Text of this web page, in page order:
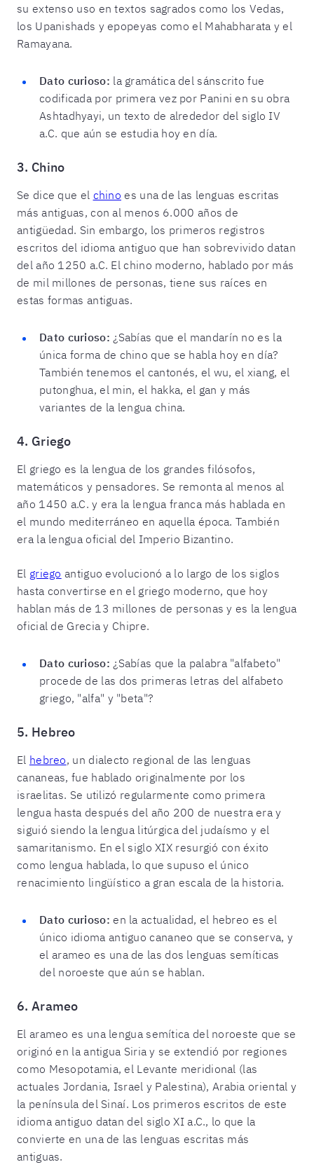
su extenso uso en textos sagrados como los Vedas,
los Upanishads y epopeyas como el Mahabharata y el
Ramayana.
Dato curioso: la gramática del sánscrito fue
codificada por primera vez por Panini en su obra
Ashtadhyayi, un texto de alrededor del siglo IV
a.C. que aún se estudia hoy en día.
3. Chino
Se dice que el chino es una de las lenguas escritas
más antiguas, con al menos 6.000 años de
antigüedad. Sin embargo, los primeros registros
escritos del idioma antiguo que han sobrevivido datan
del año 1250 a.C. El chino moderno, hablado por más
de mil millones de personas, tiene sus raíces en
estas formas antiguas.
Dato curioso: ¿Sabías que el mandarín no es la
única forma de chino que se habla hoy en día?
También tenemos el cantonés, el wu, el xiang, el
putonghua, el min, el hakka, el gan y más
variantes de la lengua china.
4. Griego
El griego es la lengua de los grandes filósofos,
matemáticos y pensadores. Se remonta al menos al
año 1450 a.C. y era la lengua franca más hablada en
el mundo mediterráneo en aquella época. También
era la lengua oficial del Imperio Bizantino.
El griego antiguo evolucionó a lo largo de los siglos
hasta convertirse en el griego moderno, que hoy
hablan más de 13 millones de personas y es la lengua
oficial de Grecia y Chipre.
Dato curioso: ¿Sabías que la palabra "alfabeto"
procede de las dos primeras letras del alfabeto
griego, "alfa" y "beta"?
5. Hebreo
El hebreo, un dialecto regional de las lenguas
cananeas, fue hablado originalmente por los
israelitas. Se utilizó regularmente como primera
lengua hasta después del año 200 de nuestra era y
siguió siendo la lengua litúrgica del judaísmo y el
samaritanismo. En el siglo XIX resurgió con éxito
como lengua hablada, lo que supuso el único
renacimiento lingüístico a gran escala de la historia.
Dato curioso: en la actualidad, el hebreo es el
único idioma antiguo cananeo que se conserva, y
el arameo es una de las dos lenguas semíticas
del noroeste que aún se hablan.
6. Arameo
El arameo es una lengua semítica del noroeste que se
originó en la antigua Siria y se extendió por regiones
como Mesopotamia, el Levante meridional (las
actuales Jordania, Israel y Palestina), Arabia oriental y
la península del Sinaí. Los primeros escritos de este
idioma antiguo datan del siglo XI a.C., lo que la
convierte en una de las lenguas escritas más
antiguas.